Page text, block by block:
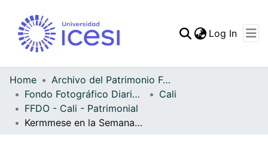
Statistics
Log In
Home
Archivo del Patrimonio Fotográfico y Fílmico del Valle del Cauca
Fondo Fotográfico Diario Occidente
Cali
FFDO - Cali - Patrimonial
Kermmese en la Semana del Menor